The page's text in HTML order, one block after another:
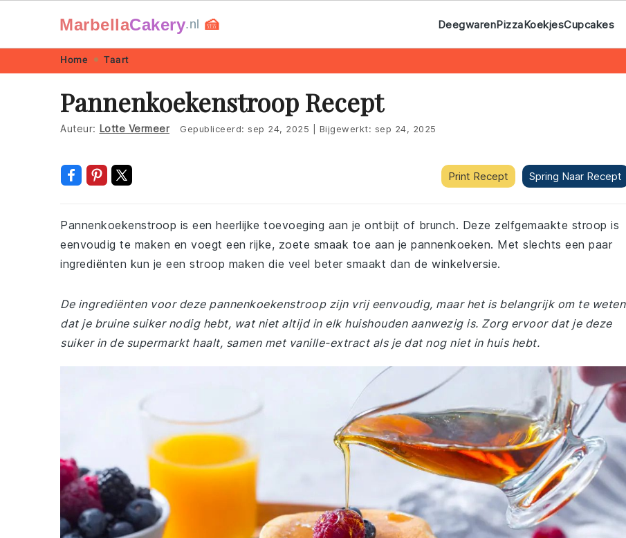
navigation
content
MarbellaCakery.nl 🍰 DeegwarenPizzaKoekjesCupcakes
Home Taart
Pannenkoekenstroop Recept
Auteur: Lotte Vermeer Gepubliceerd: sep 24, 2025 Bijgewerkt: sep 24, 2025
Print Recept Spring Naar Recept
Pannenkoekenstroop is een heerlijke toevoeging aan je ontbijt of brunch. Deze zelfgemaakte stroop is
eenvoudig te maken en voegt een rijke, zoete smaak toe aan je pannenkoeken. Met slechts een paar
ingrediënten kun je een stroop maken die veel beter smaakt dan de winkelversie.
De ingrediënten voor deze pannenkoekenstroop zijn vrij eenvoudig, maar het is belangrijk om te weten
dat je bruine suiker nodig hebt, wat niet altijd in elk huishouden aanwezig is. Zorg ervoor dat je deze
suiker in de supermarkt haalt, samen met vanille-extract als je dat nog niet in huis hebt.